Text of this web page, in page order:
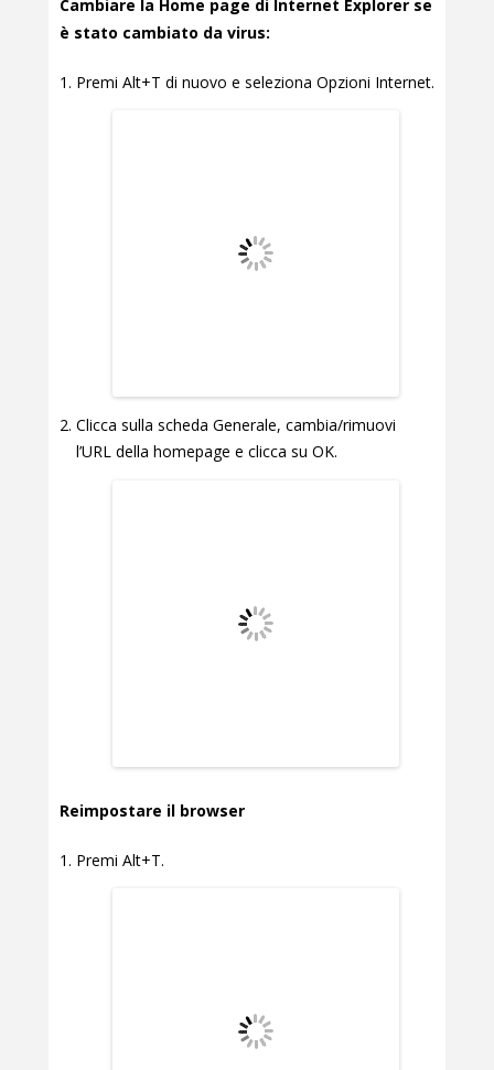
Cambiare la Home page di Internet Explorer se
è stato cambiato da virus:
Premi Alt+T di nuovo e seleziona Opzioni Internet.
Clicca sulla scheda Generale, cambia/rimuovi
l’URL della homepage e clicca su OK.
Reimpostare il browser
Premi Alt+T.